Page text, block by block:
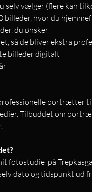
selv vælger (flere kan
billeder, hvor du
du ønsker
så de bliver ekstra
billeder digitalt
portrætter
Tilbuddet om
fotostudie på
dato og tidspunkt ud